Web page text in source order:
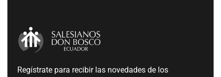
Regístrate para recibir las novedades de los